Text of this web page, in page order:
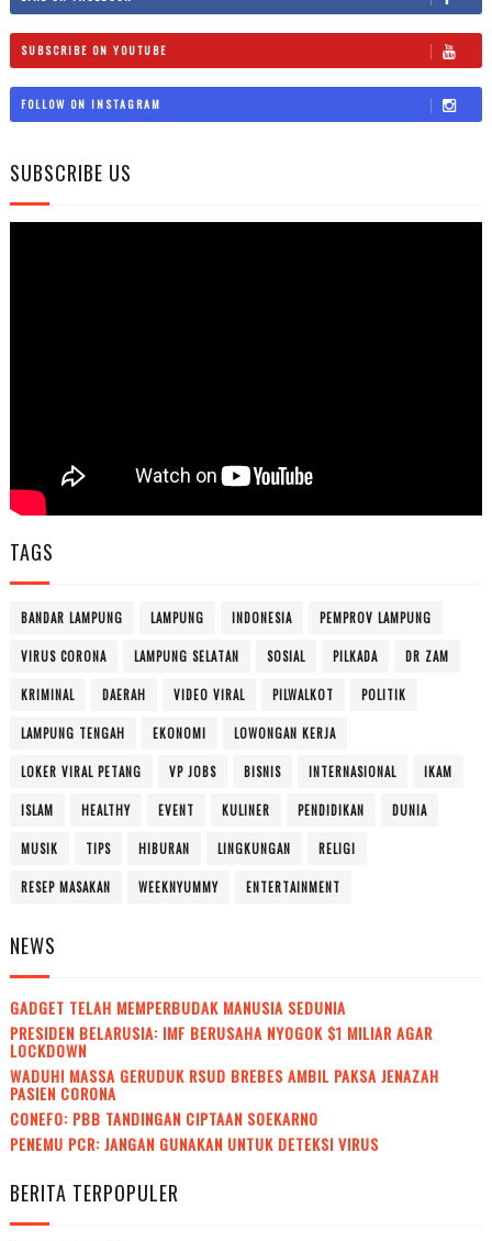
SUBSCRIBE ON YOUTUBE
FOLLOW ON INSTAGRAM
SUBSCRIBE US
TAGS
BANDAR LAMPUNG LAMPUNG INDONESIA PEMPROV LAMPUNG
VIRUS CORONA LAMPUNG SELATAN SOSIAL PILKADA DR ZAM
KRIMINAL DAERAH VIDEO VIRAL PILWALKOT POLITIK
LAMPUNG TENGAH EKONOMI LOWONGAN KERJA
LOKER VIRAL PETANG VP JOBS BISNIS INTERNASIONAL IKAM
ISLAM HEALTHY EVENT KULINER PENDIDIKAN DUNIA
MUSIK TIPS HIBURAN LINGKUNGAN RELIGI
RESEP MASAKAN WEEKNYUMMY ENTERTAINMENT
NEWS
GADGET TELAH MEMPERBUDAK MANUSIA SEDUNIA
PRESIDEN BELARUSIA: IMF BERUSAHA NYOGOK $1 MILIAR AGAR
LOCKDOWN
WADUH! MASSA GERUDUK RSUD BREBES AMBIL PAKSA JENAZAH
PASIEN CORONA
CONEFO: PBB TANDINGAN CIPTAAN SOEKARNO
PENEMU PCR: JANGAN GUNAKAN UNTUK DETEKSI VIRUS
BERITA TERPOPULER